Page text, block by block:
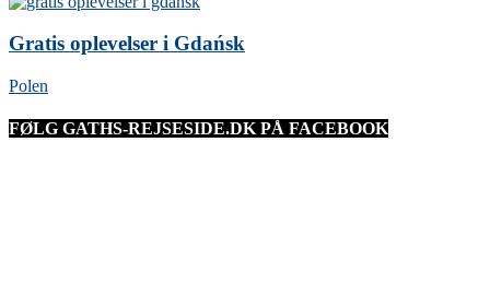
Gratis oplevelser i Gdańsk
Polen
FØLG GATHS-REJSESIDE.DK PÅ FACEBOOK